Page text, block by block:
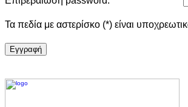
Τα πεδία με αστερίσκο (*) είναι
Eγγραφή